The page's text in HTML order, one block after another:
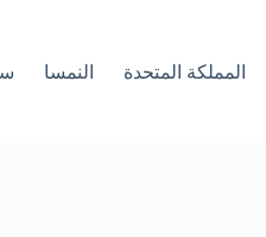
المملكة المتحدة النمسا